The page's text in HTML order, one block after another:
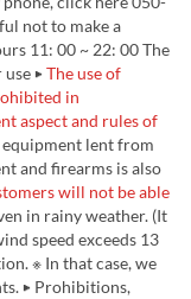
not to make a
11: 00 ~ 22: 00 The
▶ The use of
in
aspect and rules of
equipment lent from
and firearms is also
will not be able
in rainy weather. (It
speed exceeds 13
※ In that case, we
▶ Prohibitions,